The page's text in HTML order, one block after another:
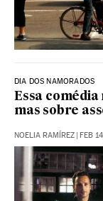
DIA DOS NAMORADOS
Essa
mas sobre
NOELIA RAMÍREZ | FEB